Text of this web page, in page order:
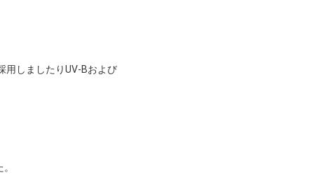
用しましたりUV-Bおよび